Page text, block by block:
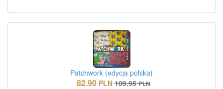
Patchwork (edycja polska)
82.90 PLN 109.95 PLN